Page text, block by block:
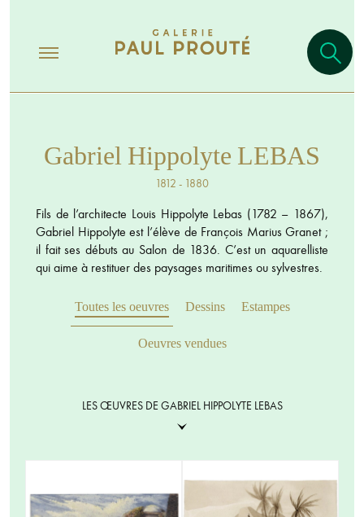
Gabriel Hippolyte LEBAS
1812 - 1880
Fils de l’architecte Louis Hippolyte Lebas (1782 – 1867),
Gabriel Hippolyte est l’élève de François Marius Granet ;
il fait ses débuts au Salon de 1836. C’est un aquarelliste
qui aime à restituer des paysages maritimes ou sylvestres.
Toutes les oeuvres Dessins Estampes
Oeuvres vendues
LES ŒUVRES DE GABRIEL HIPPOLYTE LEBAS